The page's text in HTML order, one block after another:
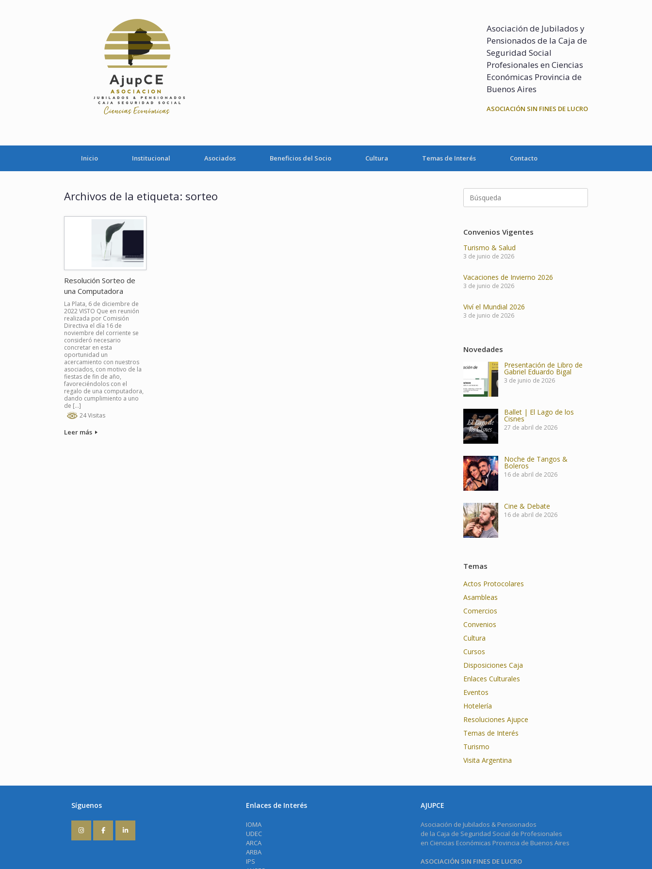
Asociación de Jubilados y
Pensionados de la Caja de
Seguridad Social
Profesionales en Ciencias
Económicas Provincia de
Buenos Aires
ASOCIACIÓN SIN FINES DE LUCRO
Inicio Institucional Asociados Beneficios del Socio Cultura Temas de Interés Contacto
Archivos de la etiqueta: sorteo
Resolución Sorteo de
una Computadora
La Plata, 6 de diciembre de
2022 VISTO Que en reunión
realizada por Comisión
Directiva el día 16 de
noviembre del corriente se
consideró necesario
concretar en esta
oportunidad un
acercamiento con nuestros
asociados, con motivo de la
fiestas de fin de año,
favoreciéndolos con el
regalo de una computadora,
dando cumplimiento a uno
de […]
24 Visitas
Leer más
Buscar:
Convenios Vigentes
Turismo & Salud
3 de junio de 2026
Vacaciones de Invierno 2026
3 de junio de 2026
Viví el Mundial 2026
3 de junio de 2026
Novedades
Presentación de Libro de
Gabriel Eduardo Bigal
3 de junio de 2026
Ballet | El Lago de los
Cisnes
27 de abril de 2026
Noche de Tangos &
Boleros
16 de abril de 2026
Cine & Debate
16 de abril de 2026
Temas
Actos Protocolares
Asambleas
Comercios
Convenios
Cultura
Cursos
Disposiciones Caja
Enlaces Culturales
Eventos
Hotelería
Resoluciones Ajupce
Temas de Interés
Turismo
Visita Argentina
Síguenos Enlaces de Interés
IOMA
UDEC
ARCA
ARBA
IPS
AJUPCE
Asociación de Jubilados & Pensionados
de la Caja de Seguridad Social de Profesionales
en Ciencias Económicas Provincia de Buenos Aires
ASOCIACIÓN SIN FINES DE LUCRO